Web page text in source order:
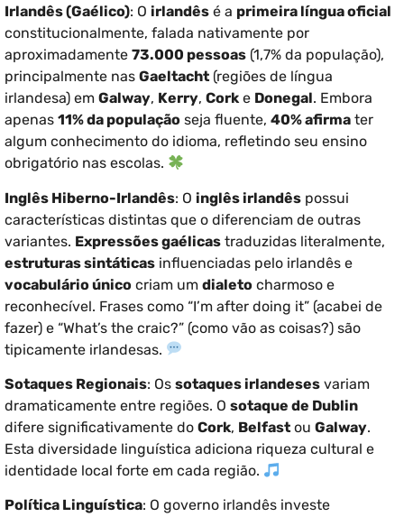
Irlandês (Gaélico): O irlandês é a primeira língua oficial
constitucionalmente, falada nativamente por
aproximadamente 73.000 pessoas (1,7% da população),
principalmente nas Gaeltacht (regiões de língua
irlandesa) em Galway, Kerry, Cork e Donegal. Embora
apenas 11% da população seja fluente, 40% afirma ter
algum conhecimento do idioma, refletindo seu ensino
obrigatório nas escolas.
Inglês Hiberno-Irlandês: O inglês irlandês possui
características distintas que o diferenciam de outras
variantes. Expressões gaélicas traduzidas literalmente,
estruturas sintáticas influenciadas pelo irlandês e
vocabulário único criam um dialeto charmoso e
reconhecível. Frases como “I’m after doing it” (acabei de
fazer) e “What’s the craic?” (como vão as coisas?) são
tipicamente irlandesas.
Sotaques Regionais: Os sotaques irlandeses variam
dramaticamente entre regiões. O sotaque de Dublin
difere significativamente do Cork, Belfast ou Galway.
Esta diversidade linguística adiciona riqueza cultural e
identidade local forte em cada região.
Política Linguística: O governo irlandês investe